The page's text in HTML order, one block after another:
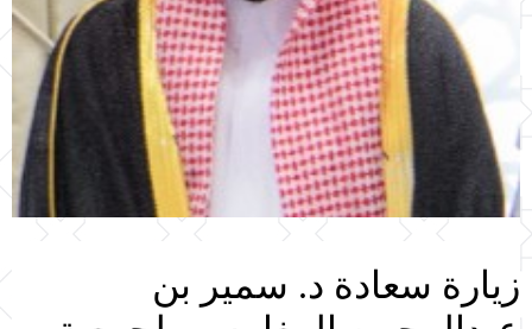
زيارة سعادة د. سمير بن